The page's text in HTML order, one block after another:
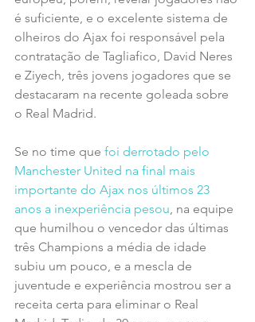
é suficiente, e o excelente sistema de
olheiros do Ajax foi responsável pela
contratação de Tagliafico, David Neres
e Ziyech, três jovens jogadores que se
destacaram na recente goleada sobre
o Real Madrid.
Se no time que foi derrotado pelo
Manchester United na final mais
importante do Ajax nos últimos 23
anos a inexperiência pesou , na equipe
que humilhou o vencedor das últimas
três Champions a média de idade
subiu um pouco, e a mescla de
juventude e experiência mostrou ser a
receita certa para eliminar o Real